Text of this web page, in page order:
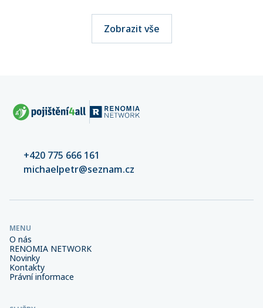
Zobrazit vše
+420 775 666 161
michaelpetr@seznam.cz
MENU
O nás
RENOMIA NETWORK
Novinky
Kontakty
Právní informace